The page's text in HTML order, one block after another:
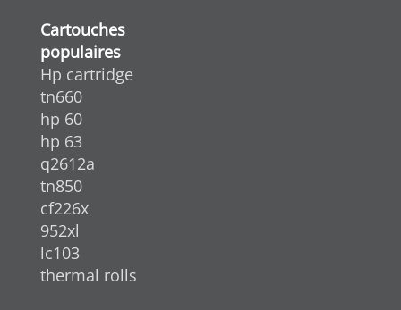
Cartouches
populaires
Hp cartridge
tn660
hp 60
hp 63
q2612a
tn850
cf226x
952xl
lc103
thermal rolls